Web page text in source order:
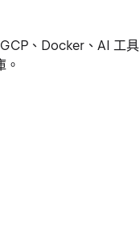
、Docker、AI 工
。